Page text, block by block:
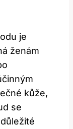
je
ženám
kůže,
se